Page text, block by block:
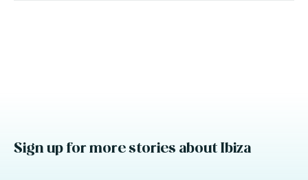
Sign up for more stories about Ibiza